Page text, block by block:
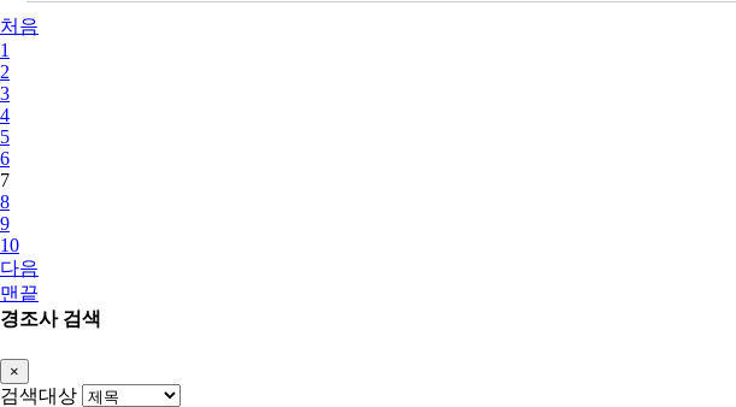
처음
1
2
3
4
5
6
7
8
9
10
다음
맨끝
경조사 검색
×
Close
검색대상